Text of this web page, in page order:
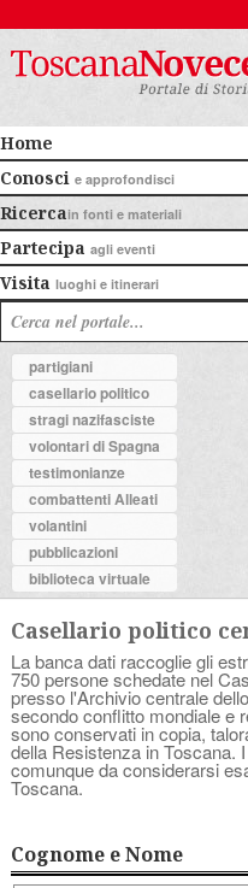
Home
Conosci e approfondisci
Ricercain fonti e materiali
Partecipa agli eventi
Visita luoghi e itinerari
partigiani
casellario politico
stragi nazifasciste
volontari di Spagna
testimonianze
combattenti Alleati
volantini
pubblicazioni
biblioteca virtuale
Casellario politico
La banca dati raccoglie gli
750 persone schedate nel
presso l'Archivio centrale
secondo conflitto mondiale e
sono conservati in copia,
della Resistenza in Toscana.
comunque da considerarsi
Toscana.
Cognome e Nome